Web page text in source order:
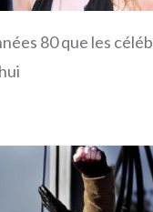
80 que les